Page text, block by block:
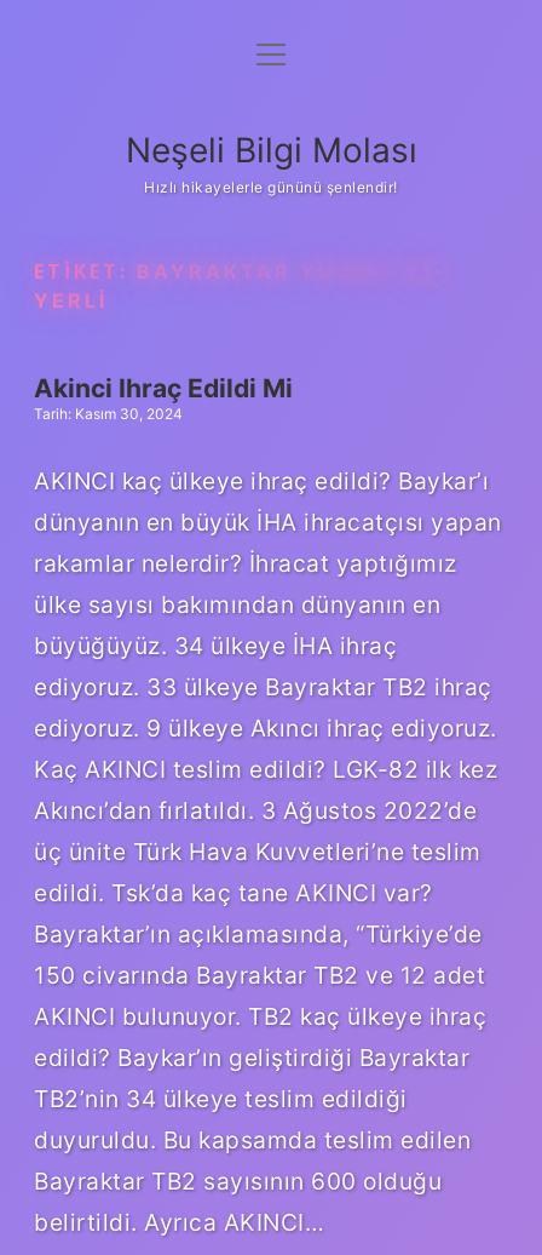
Anasayfa
Yasal Uyarı
menüyü
Neşeli Bilgi Molası
Hızlı hikayelerle gününü şenlendir!
ETIKET: BAYRAKTAR YÜZDE KAÇ
YERLI
Akinci Ihraç Edildi Mi
Tarih: Kasım 30, 2024
AKINCI kaç ülkeye ihraç edildi? Baykar’ı
dünyanın en büyük İHA ihracatçısı yapan
rakamlar nelerdir? İhracat yaptığımız
ülke sayısı bakımından dünyanın en
büyüğüyüz. 34 ülkeye İHA ihraç
ediyoruz. 33 ülkeye Bayraktar TB2 ihraç
ediyoruz. 9 ülkeye Akıncı ihraç ediyoruz.
Kaç AKINCI teslim edildi? LGK-82 ilk kez
Akıncı’dan fırlatıldı. 3 Ağustos 2022’de
üç ünite Türk Hava Kuvvetleri’ne teslim
edildi. Tsk’da kaç tane AKINCI var?
Bayraktar’ın açıklamasında, “Türkiye’de
150 civarında Bayraktar TB2 ve 12 adet
AKINCI bulunuyor. TB2 kaç ülkeye ihraç
edildi? Baykar’ın geliştirdiği Bayraktar
TB2’nin 34 ülkeye teslim edildiği
duyuruldu. Bu kapsamda teslim edilen
Bayraktar TB2 sayısının 600 olduğu
belirtildi. Ayrıca AKINCI…